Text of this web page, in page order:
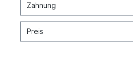
Zahnung
Preis